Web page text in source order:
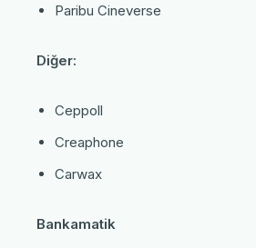
Paribu Cineverse
Diğer:
Ceppoll
Creaphone
Carwax
Bankamatik